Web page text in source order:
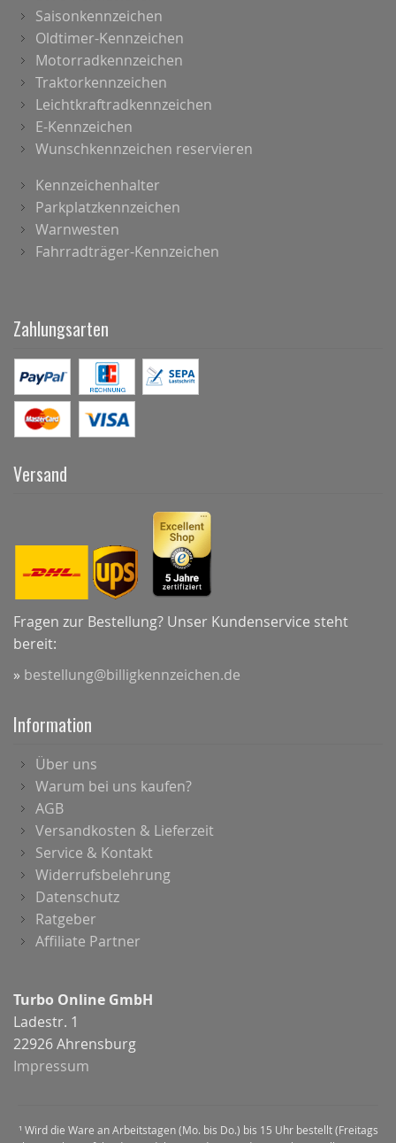
Saisonkennzeichen
Oldtimer-Kennzeichen
Motorradkennzeichen
Traktorkennzeichen
Leichtkraftradkennzeichen
E-Kennzeichen
Wunschkennzeichen reservieren
Kennzeichenhalter
Parkplatzkennzeichen
Warnwesten
Fahrradträger-Kennzeichen
Zahlungsarten
Versand
Fragen zur Bestellung? Unser Kundenservice steht
bereit:
» bestellung@billigkennzeichen.de
Information
Über uns
Warum bei uns kaufen?
AGB
Versandkosten & Lieferzeit
Service & Kontakt
Widerrufsbelehrung
Datenschutz
Ratgeber
Affiliate Partner
Turbo Online GmbH
Ladestr. 1
22926 Ahrensburg
Impressum
¹ Wird die Ware an Arbeitstagen (Mo. bis Do.) bis 15 Uhr bestellt (Freitags